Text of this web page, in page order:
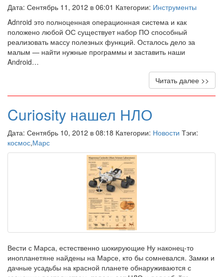
Дата: Сентябрь 11, 2012 в 06:01 Категории: Инструменты
Adnroid это полноценная операционная система и как
положено любой ОС существует набор ПО способный
реализовать массу полезных функций. Осталось дело за
малым — найти нужные программы и заставить наши
Android…
Читать далее >>
Curiosity нашел НЛО
Дата: Сентябрь 10, 2012 в 08:18 Категории: Новости Тэги:
космос,Марс
Вести с Марса, естественно шокирующие Ну наконец-то
инопланетяне найдены на Марсе, кто бы сомневался. Замки и
дачные усадьбы на красной планете обнаруживаются с